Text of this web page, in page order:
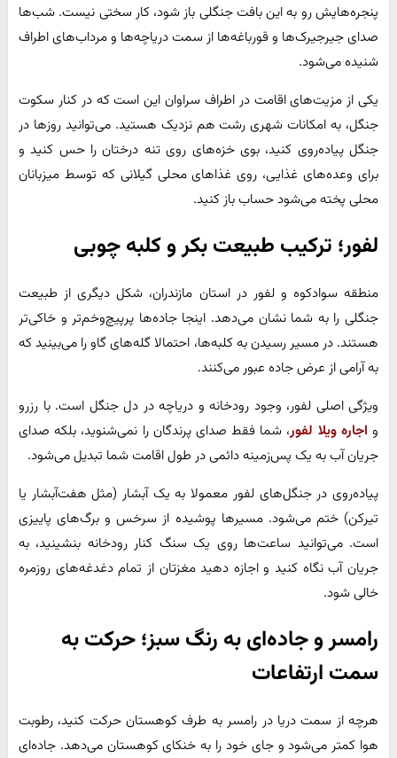
پنجره‌هایش رو به این بافت جنگلی باز شود، کار سختی نیست. شب‌ها
صدای جیرجیرک‌ها و قورباغه‌ها از سمت دریاچه‌ها و مرداب‌های اطراف
شنیده می‌شود.
یکی از مزیت‌های اقامت در اطراف سراوان این است که در کنار سکوت
جنگل، به امکانات شهری رشت هم نزدیک هستید. می‌توانید روزها در
جنگل پیاده‌روی کنید، بوی خزه‌های روی تنه درختان را حس کنید و
برای وعده‌های غذایی، روی غذاهای محلی گیلانی که توسط میزبانان
محلی پخته می‌شود حساب باز کنید.
لفور؛ ترکیب طبیعت بکر و کلبه چوبی
منطقه سوادکوه و لفور در استان مازندران، شکل دیگری از طبیعت
جنگلی را به شما نشان می‌دهد. اینجا جاده‌ها پرپیچ‌وخم‌تر و خاکی‌تر
هستند. در مسیر رسیدن به کلبه‌ها، احتمالا گله‌های گاو را می‌بینید که
به آرامی از عرض جاده عبور می‌کنند.
ویژگی اصلی لفور، وجود رودخانه و دریاچه در دل جنگل است. با رزرو
و اجاره ویلا لفور، شما فقط صدای پرندگان را نمی‌شنوید، بلکه صدای
جریان آب به یک پس‌زمینه دائمی در طول اقامت شما تبدیل می‌شود.
پیاده‌روی در جنگل‌های لفور معمولا به یک آبشار (مثل هفت‌آبشار یا
تیرکن) ختم می‌شود. مسیرها پوشیده از سرخس و برگ‌های پاییزی
است. می‌توانید ساعت‌ها روی یک سنگ کنار رودخانه بنشینید، به
جریان آب نگاه کنید و اجازه دهید مغزتان از تمام دغدغه‌های روزمره
خالی شود.
رامسر و جاده‌ای به رنگ سبز؛ حرکت به
سمت ارتفاعات
هرچه از سمت دریا در رامسر به طرف کوهستان حرکت کنید، رطوبت
هوا کمتر می‌شود و جای خود را به خنکای کوهستان می‌دهد. جاده‌ای